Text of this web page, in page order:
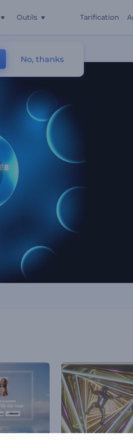
Outils Tarification
No, thanks